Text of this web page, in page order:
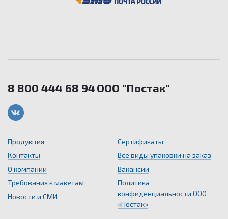
8 800 444 68 94ООО "Постак"
Продукция
Контакты
О компании
Требования к макетам
Новости и СМИ
Сертификаты
Все виды упаковки на заказ
Вакансии
Политика
конфиденциальности ООО
«Постак»